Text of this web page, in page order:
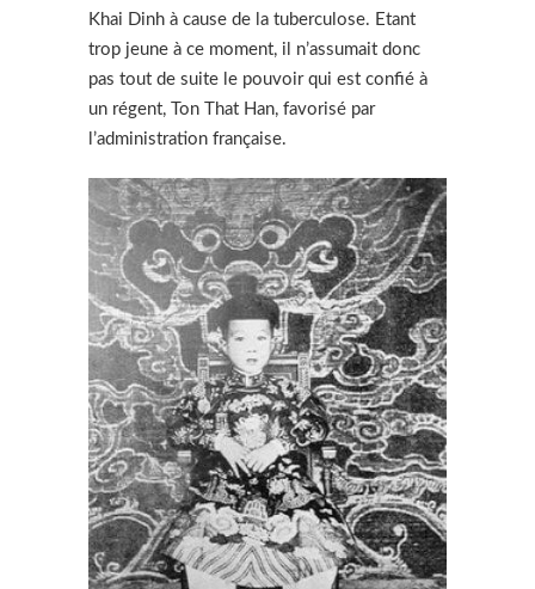
Khai Dinh à cause de la tuberculose. Etant
trop jeune à ce moment, il n’assumait donc
pas tout de suite le pouvoir qui est confié à
un régent, Ton That Han, favorisé par
l’administration française.